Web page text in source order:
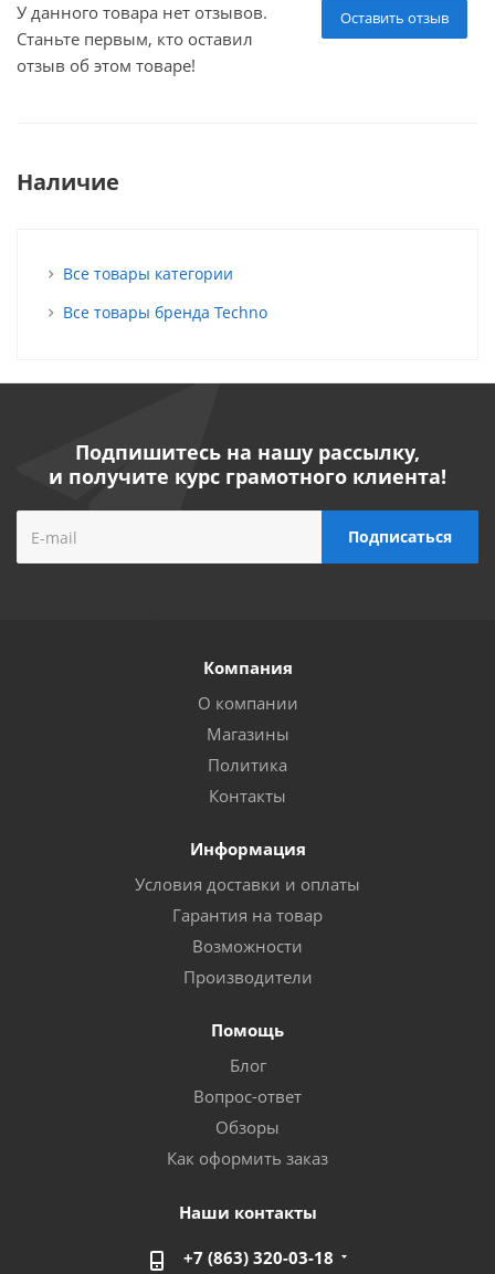
Оставить отзыв
У данного товара нет отзывов.
Станьте первым, кто оставил
отзыв об этом товаре!
Наличие
Все товары категории
Все товары бренда Techno
Подпишитесь на нашу рассылку,
и получите курс грамотного клиента!
Компания
О компании
Магазины
Политика
Контакты
Информация
Условия доставки и оплаты
Гарантия на товар
Возможности
Производители
Помощь
Блог
Вопрос-ответ
Обзоры
Как оформить заказ
Наши контакты
+7 (863) 320-03-18